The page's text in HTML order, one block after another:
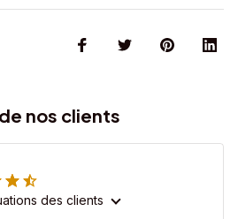
nos clients
des clients